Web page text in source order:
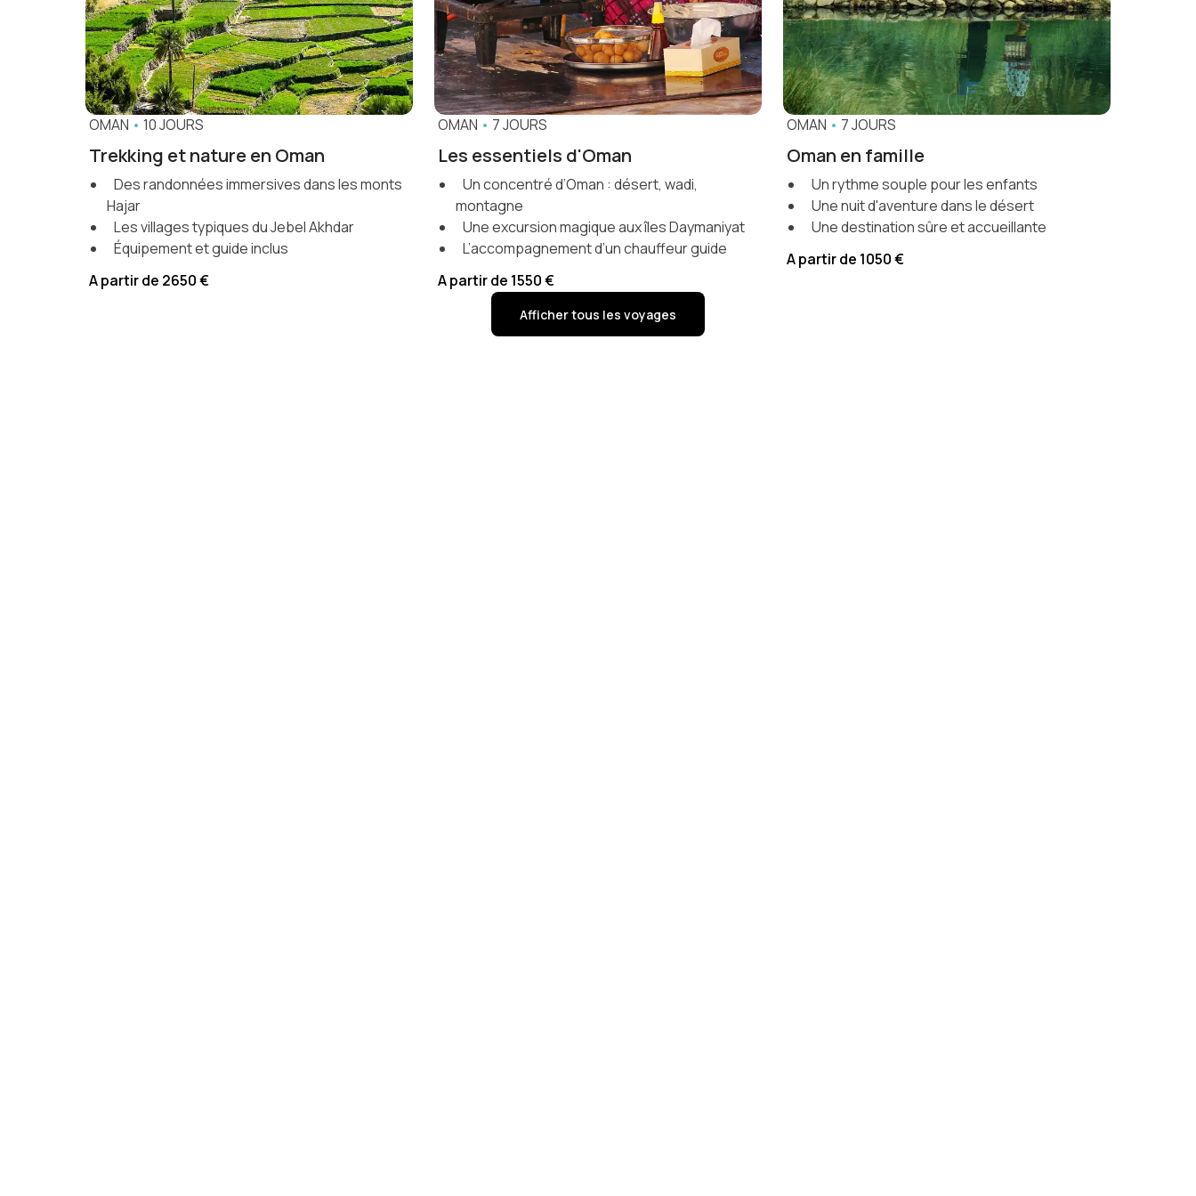
OMAN • 10 JOURS
Trekking et nature en Oman
Des randonnées immersives dans les monts
Hajar
Les villages typiques du Jebel Akhdar
Équipement et guide inclus
A partir de 2650 €
OMAN • 7 JOURS
Les essentiels d'Oman
Un concentré d’Oman : désert, wadi,
montagne
Une excursion magique aux îles Daymaniyat
L’accompagnement d’un chauffeur guide
A partir de 1550 €
OMAN • 7 JOURS
Oman en famille
Un rythme souple pour les enfants
Une nuit d'aventure dans le désert
Une destination sûre et accueillante
A partir de 1050 €
Afficher tous les voyages